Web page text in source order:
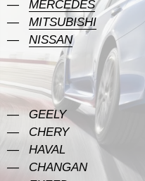
MERCEDES
MITSUBISHI
NISSAN
GEELY
CHERY
HAVAL
CHANGAN